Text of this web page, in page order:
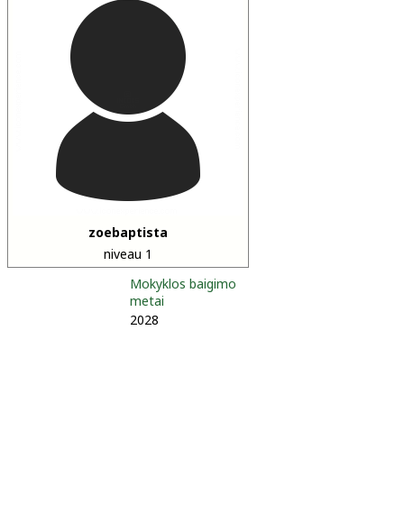
zoebaptista
niveau 1
Mokyklos baigimo
metai
2028